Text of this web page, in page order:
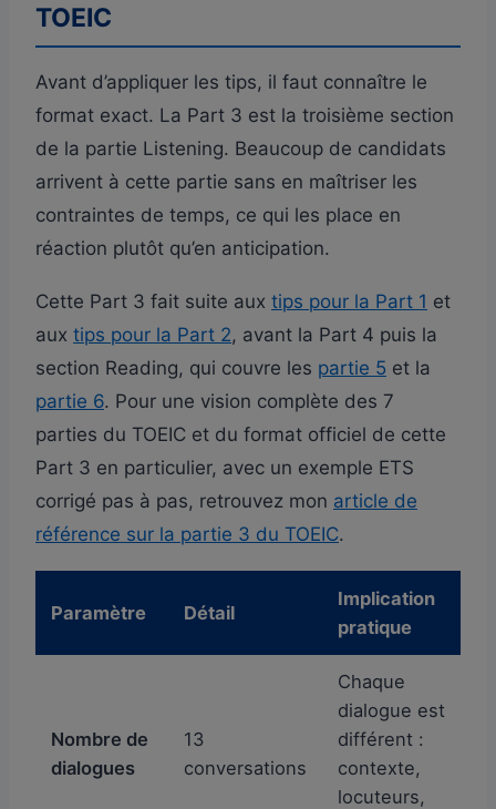
TOEIC
Avant d’appliquer les tips, il faut connaître le
format exact. La Part 3 est la troisième section
de la partie Listening. Beaucoup de candidats
arrivent à cette partie sans en maîtriser les
contraintes de temps, ce qui les place en
réaction plutôt qu’en anticipation.
Cette Part 3 fait suite aux tips pour la Part 1 et
aux tips pour la Part 2, avant la Part 4 puis la
section Reading, qui couvre les partie 5 et la
partie 6. Pour une vision complète des 7
parties du TOEIC et du format officiel de cette
Part 3 en particulier, avec un exemple ETS
corrigé pas à pas, retrouvez mon article de
référence sur la partie 3 du TOEIC.
Paramètre Détail
Implication
pratique
Nombre de
dialogues
13
conversations
Chaque
dialogue est
différent :
contexte,
locuteurs,